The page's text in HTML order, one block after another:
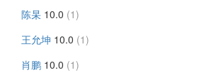
陈杲 10.0 (1)
王允坤 10.0 (1)
肖鹏 10.0 (1)